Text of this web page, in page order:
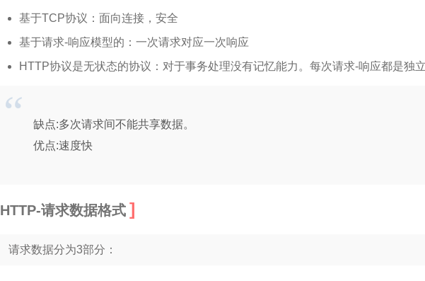
基于TCP协议：面向连接，安全
基于请求-响应模型的：一次请求对应一次响应
HTTP协议是无状态的协议：对于事务处理没有记忆能力。每次请求-响应都是独
缺点:多次请求间不能共享数据。
优点:速度快
HTTP-请求数据格式
请求数据分为3部分：